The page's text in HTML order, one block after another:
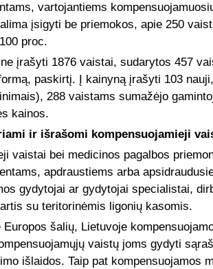
vartojantiems
įsigyti be priemokos, apie 250
proc.
įrašyti 1876 vaistai, sudarytos 457
paskirtį. Į kainyną įrašyti 103
288 vaistams sumažėjo
kainos.
ir išrašomi kompensuojamieji
vaistai bei medicinos pagalbos
apdraustiems arba
gydytojai ar gydytojai specialistai,
su teritorinėmis ligonių kasomis.
Europos šalių, Lietuvoje
vaistų joms gydyti
išlaidos. Taip pat kompensuojamos